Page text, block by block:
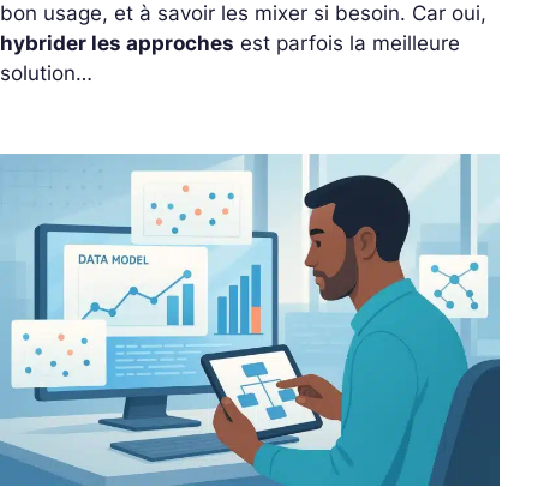
bon usage, et à savoir les mixer si besoin. Car oui,
hybrider les approches est parfois la meilleure
solution…